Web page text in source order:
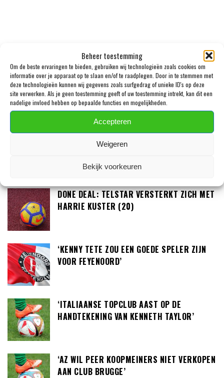
Beheer toestemming
Om de beste ervaringen te bieden, gebruiken wij technologieën zoals cookies om
informatie over je apparaat op te slaan en/of te raadplegen. Door in te stemmen met
deze technologieën kunnen wij gegevens zoals surfgedrag of unieke ID's op deze
site verwerken. Als je geen toestemming geeft of uw toestemming intrekt, kan dit een
nadelige invloed hebben op bepaalde functies en mogelijkheden.
Accepteren
Weigeren
Bekijk voorkeuren
LAATSTE BERICHTEN
JULIAN BRANDT EN TOLU AROKODARE GAAN
DE EREDIVISIE SLOPEN
DONE DEAL: TELSTAR VERSTERKT ZICH MET
HARRIE KUSTER (20)
‘KENNY TETE ZOU EEN GOEDE SPELER ZIJN
VOOR FEYENOORD’
‘ITALIAANSE TOPCLUB AAST OP DE
HANDTEKENING VAN KENNETH TAYLOR’
‘AZ WIL PEER KOOPMEINERS NIET VERKOPEN
AAN CLUB BRUGGE’